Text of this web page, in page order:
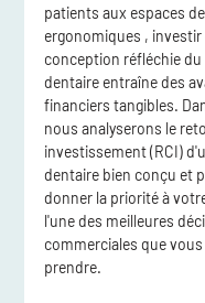
patients aux espaces
ergonomiques ,
conception réfléchie
dentaire entraîne des
financiers tangibles.
nous analyserons le
investissement (RCI)
dentaire bien conçu et
donner la priorité à
l'une des meilleures
commerciales que
prendre.